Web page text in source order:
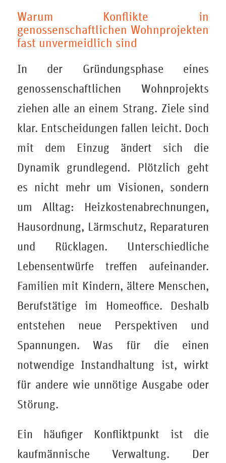
Warum Konflikte in
genossenschaftlichen Wohnprojekten
fast unvermeidlich sind
In der Gründungsphase eines
genossenschaftlichen Wohnprojekts
ziehen alle an einem Strang. Ziele sind
klar. Entscheidungen fallen leicht. Doch
mit dem Einzug ändert sich die
Dynamik grundlegend. Plötzlich geht
es nicht mehr um Visionen, sondern
um Alltag: Heizkostenabrechnungen,
Hausordnung, Lärmschutz, Reparaturen
und Rücklagen. Unterschiedliche
Lebensentwürfe treffen aufeinander.
Familien mit Kindern, ältere Menschen,
Berufstätige im Homeoffice. Deshalb
entstehen neue Perspektiven und
Spannungen. Was für die einen
notwendige Instandhaltung ist, wirkt
für andere wie unnötige Ausgabe oder
Störung.
Ein häufiger Konfliktpunkt ist die
kaufmännische Verwaltung. Der